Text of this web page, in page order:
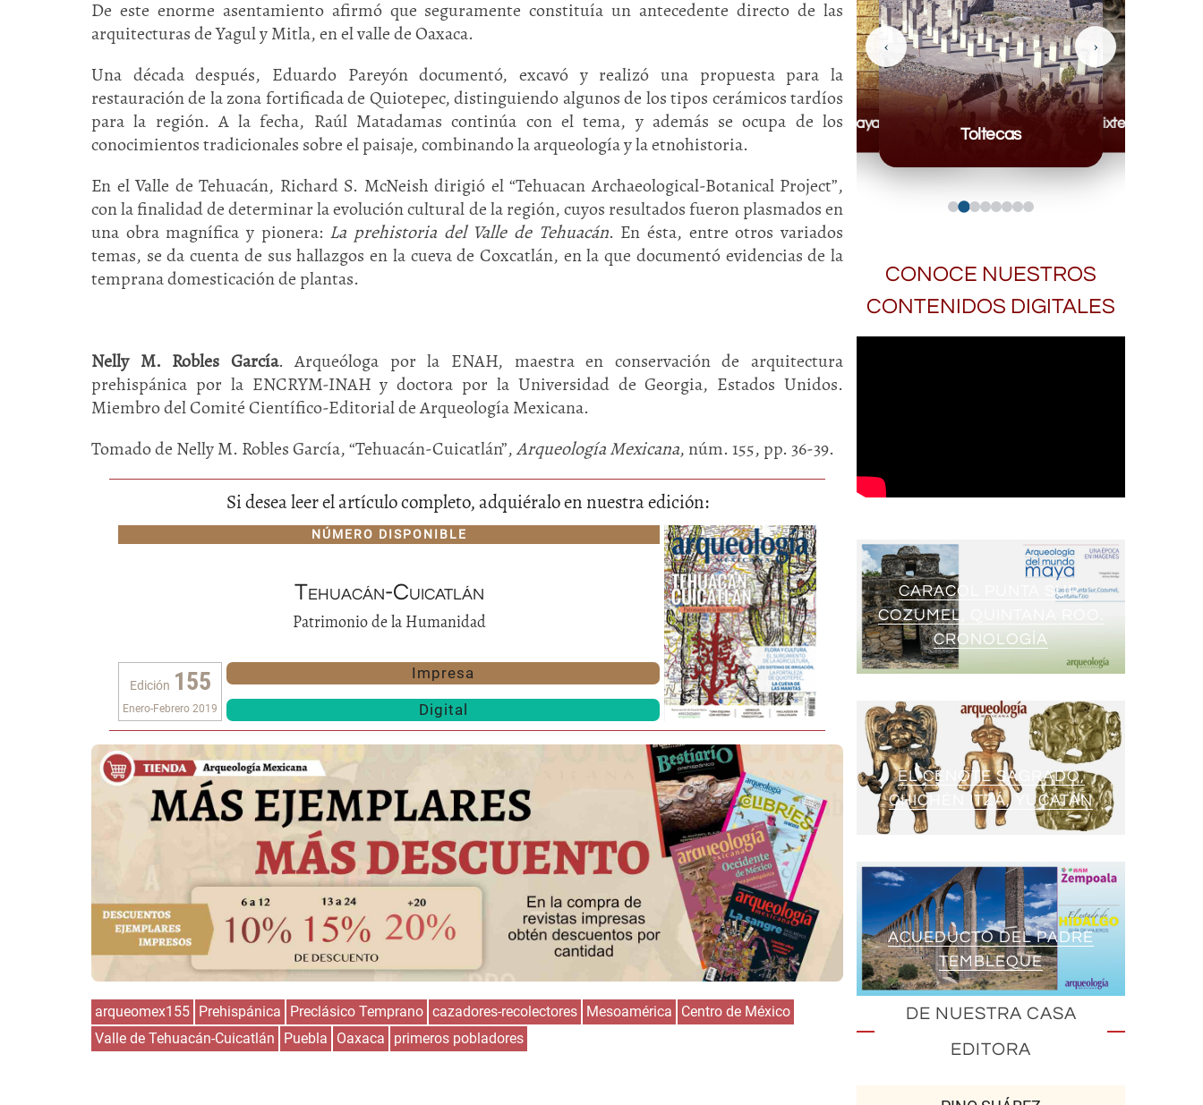
De este enorme asentamiento afirmó que seguramente constituía un antecedente directo de las
arquitecturas de Yagul y Mitla, en el valle de Oaxaca.
Una década después, Eduardo Pareyón documentó, excavó y realizó una propuesta para la
restauración de la zona fortificada de Quiotepec, distinguiendo algunos de los tipos cerámicos tardíos
para la región. A la fecha, Raúl Matadamas continúa con el tema, y además se ocupa de los
conocimientos tradicionales sobre el paisaje, combinando la arqueología y la etnohistoria.
En el Valle de Tehuacán, Richard S. McNeish dirigió el “Tehuacan Archaeological-Botanical Project”,
con la finalidad de determinar la evolución cultural de la región, cuyos resultados fueron plasmados en
una obra magnífica y pionera: La prehistoria del Valle de Tehuacán. En ésta, entre otros variados
temas, se da cuenta de sus hallazgos en la cueva de Coxcatlán, en la que documentó evidencias de la
temprana domesticación de plantas.
Nelly M. Robles García. Arqueóloga por la ENAH, maestra en conservación de arquitectura
prehispánica por la ENCRYM-INAH y doctora por la Universidad de Georgia, Estados Unidos.
Miembro del Comité Científico-Editorial de Arqueología Mexicana.
Tomado de Nelly M. Robles García, “Tehuacán-Cuicatlán”,Arqueología Mexicana, núm. 155, pp. 36-39.
Si desea leer el artículo completo, adquiéralo en nuestra edición:
NÚMERO DISPONIBLE
Tehuacán-Cuicatlán
Patrimonio de la Humanidad
Edición 155
Enero-Febrero 2019
Impresa
Digital
arqueomex155 Prehispánica Preclásico Temprano cazadores-recolectores Mesoamérica
Centro de México
Valle de Tehuacán-Cuicatlán
Puebla Oaxaca primeros pobladores
Mayas
Toltecas
Mixteca
Huasteca
‹ ›
CONOCE NUESTROS
CONTENIDOS DIGITALES
CARACOL PUNTA SUR,
COZUMEL, QUINTANA ROO.
CRONOLOGÍA
EL CENOTE SAGRADO,
CHICHÉN ITZÁ, YUCATÁN
ACUEDUCTO DEL PADRE
TEMBLEQUE
DE NUESTRA CASA
EDITORA